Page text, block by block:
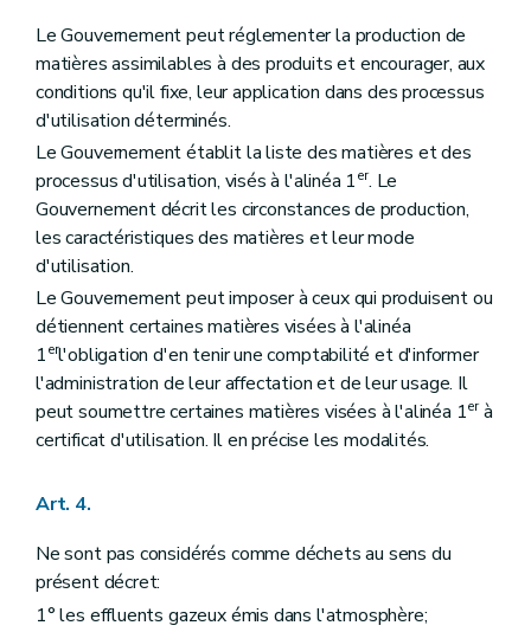
Le Gouvernement peut réglementer la production de
matières assimilables à des produits et encourager, aux
conditions qu'il fixe, leur application dans des processus
d'utilisation déterminés.
Le Gouvernement établit la liste des matières et des
processus d'utilisation, visés à l'alinéa 1er. Le
Gouvernement décrit les circonstances de production,
les caractéristiques des matières et leur mode
d'utilisation.
Le Gouvernement peut imposer à ceux qui produisent ou
détiennent certaines matières visées à l'alinéa
1erl'obligation d'en tenir une comptabilité et d'informer
l'administration de leur affectation et de leur usage. Il
peut soumettre certaines matières visées à l'alinéa 1erà
certificat d'utilisation. Il en précise les modalités.
Art. 4.
Ne sont pas considérés comme déchets au sens du
présent décret:
1° les effluents gazeux émis dans l'atmosphère;